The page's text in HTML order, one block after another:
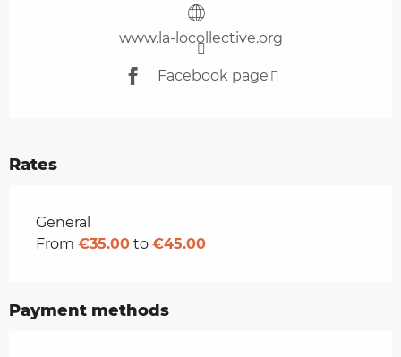
www.la-locollective.org
Facebook page
Rates
Rates 2026
General
From €35.00 to €45.00
Payment methods